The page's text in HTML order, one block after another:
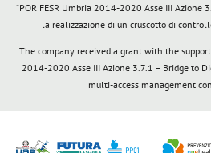
“POR FESR Umbria 2014-2020 Asse III Azione
la realizzazione di un cruscotto di
The company received a grant with the support
2014-2020 Asse III Azione 3.7.1 – Bridge to
multi-access management